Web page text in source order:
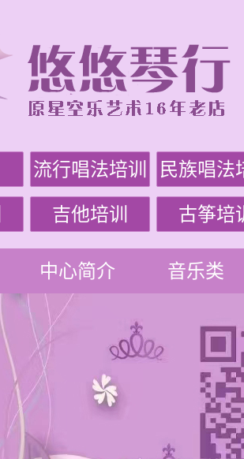
流行唱法培训 民族唱法
吉他培训 古筝培
中心简介 音乐类